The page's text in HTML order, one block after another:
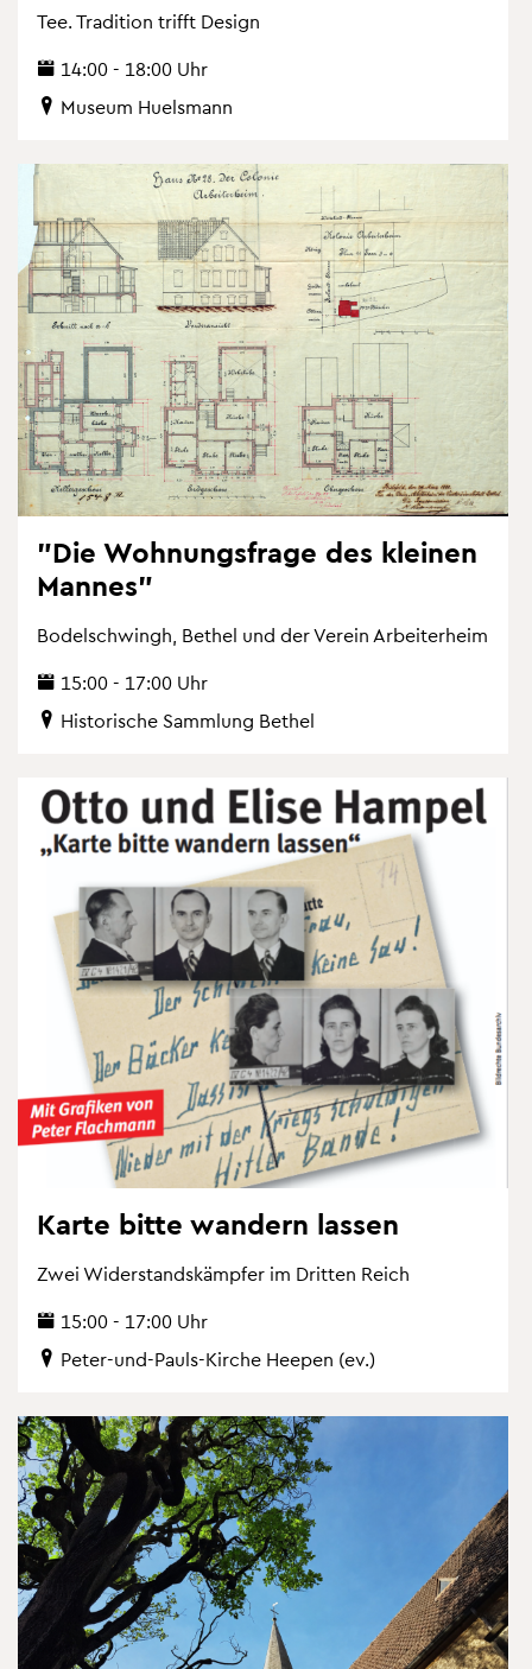
Tee. Tra­di­ti­on trifft De­sign
14:00 - 18:00 Uhr
Mu­se­um Hu­els­mann
"Die Woh­nungs­fra­ge des klei­nen
Man­nes"
Bo­del­schwingh, Be­thel und der Ver­ein Ar­bei­ter­heim
15:00 - 17:00 Uhr
His­to­ri­sche Samm­lung Be­thel
Karte bitte wan­dern las­sen
Zwei Wi­der­stands­kämp­fer im Drit­ten Reich
15:00 - 17:00 Uhr
Peter-und-Pauls-Kir­che Hee­pen (ev.)